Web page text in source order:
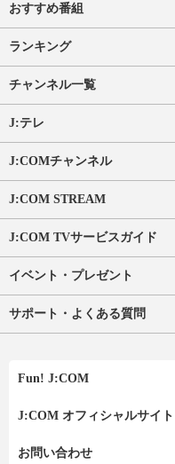
おすすめ番組
ランキング
チャンネル一覧
J:テレ
J:COMチャンネル
J:COM STREAM
J:COM TVサービスガイド
イベント・プレゼント
サポート・よくある質問
Fun! J:COM
J:COM オフィシャルサイト
お問い合わせ